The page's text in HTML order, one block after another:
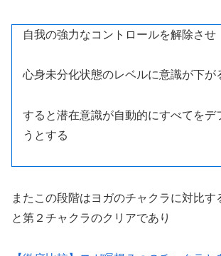
自我の強力なコントロールを解除させ
心身未分化状態のレベルに意識が下が
すると潜在意識が自動的にすべてをデ
うとする
またこの段階はヨガのチャクラに対比す
と第２チャクラのクリアであり